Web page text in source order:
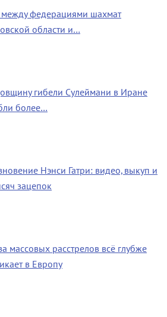
федерациями шахмат
области и…
гибели Сулеймани в Иране
более…
Нэнси Гатри: видео, выкуп и
зацепок
массовых расстрелов всё глубже
в Европу